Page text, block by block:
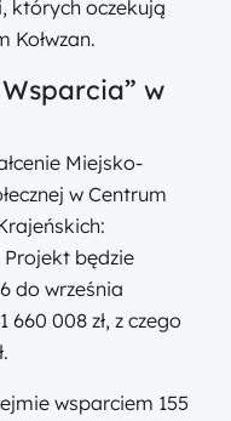
których oczekują
Kołwzan.
w
Miejsko-
w Centrum
Projekt będzie
do września
008 zł, z czego
wsparciem 155